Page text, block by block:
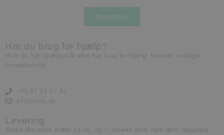
Kontakt os
Har du brug for hjælp?
Hvis du har spørgsmål eller har brug for hjælp, kontakt venligst
kundeservice.
Levering
Afslut din ordre inden 14.00, og vi leverer dine vare først følgende